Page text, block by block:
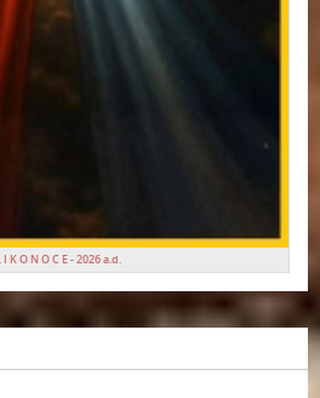
I K O N O C E - 2026 a.d.